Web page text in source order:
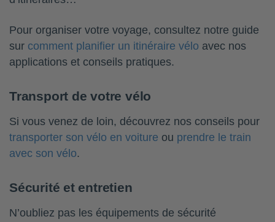
Pour organiser votre voyage, consultez notre guide
sur comment planifier un itinéraire vélo avec nos
applications et conseils pratiques.
Transport de votre vélo
Si vous venez de loin, découvrez nos conseils pour
transporter son vélo en voiture ou prendre le train
avec son vélo.
Sécurité et entretien
N’oubliez pas les équipements de sécurité